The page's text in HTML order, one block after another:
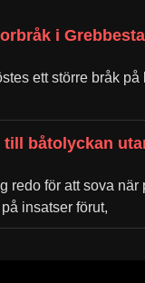
i
ett större bråk
till båtolyckan
redo för att sova
insatser förut,